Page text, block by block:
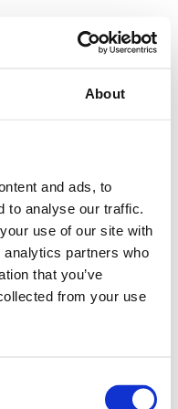
About
and ads, to
to analyse our traffic.
use of our site with
partners who
that you’ve
from your use
DK EN DE
ramme for dit
workshop
deltagere,